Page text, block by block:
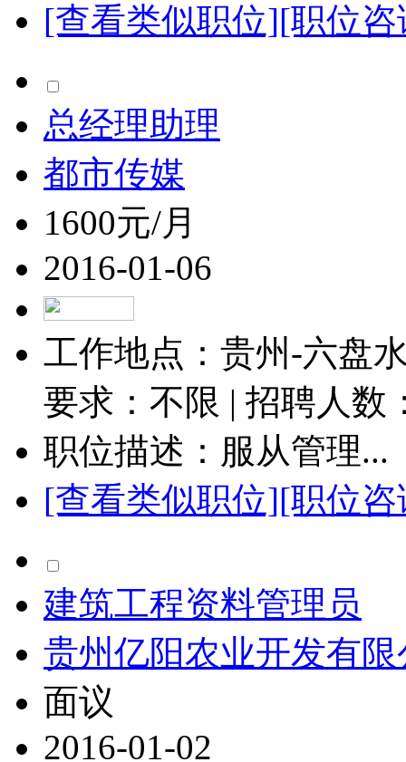
[查看类似职位][职位
总经理助理
都市传媒
1600元/月
2016-01-06
工作地点：贵州-六盘
要求：不限 | 招聘人数
职位描述：服从管理...
[查看类似职位][职位
建筑工程资料管理员
贵州亿阳农业开发有限
面议
2016-01-02